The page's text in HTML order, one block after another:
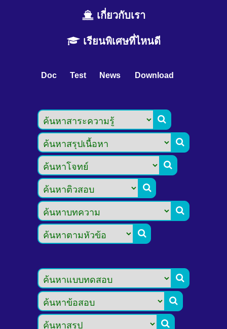
เกี่ยวกับเรา
เรียนพิเศษที่ไหนดี
Doc Test News Download








